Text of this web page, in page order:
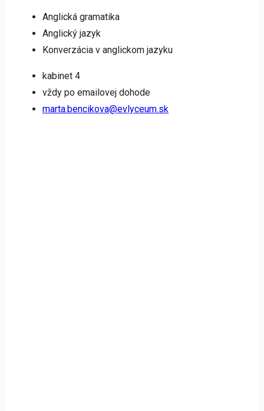
Anglická gramatika
Anglický jazyk
Konverzácia v anglickom jazyku
kabinet 4
vždy po emailovej dohode
marta.bencikova@evlyceum.sk